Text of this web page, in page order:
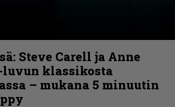
Steve Carell ja Anne
luvun klassikosta
– mukana 5 minuutin